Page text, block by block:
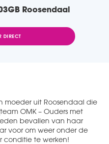
Roosendaal
DIRECT
moeder uit Roosendaal die
OMK – Ouders met
bevallen van haar
voor om weer onder de
conditie te werken!